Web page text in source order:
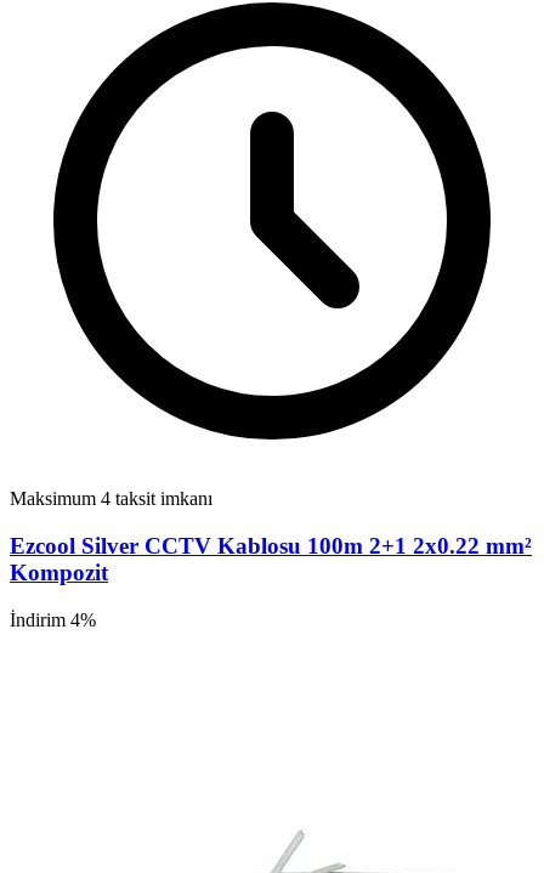
Maksimum 4 taksit imkanı
Ezcool Silver CCTV Kablosu 100m 2+1 2x0.22 mm²
Kompozit
İndirim 4%